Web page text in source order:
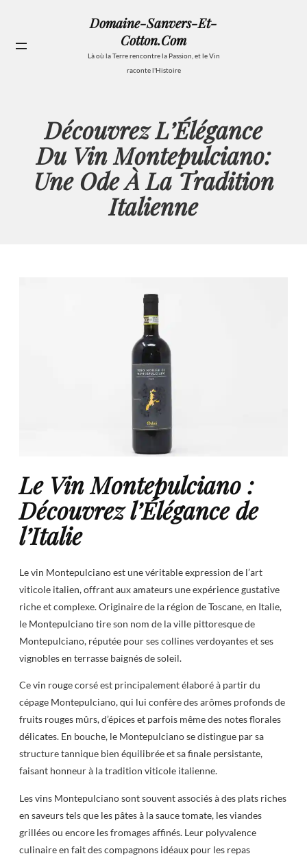
contenu
Domaine-Sanvers-Et-
Cotton.com
Là où la Terre rencontre la Passion, et le Vin
raconte l'Histoire
Découvrez L’Élégance
Du Vin Montepulciano:
Une Ode À La Tradition
Italienne
Le Vin Montepulciano :
Découvrez l’Élégance de
l’Italie
Le vin Montepulciano est une véritable expression de l’art
viticole italien, offrant aux amateurs une expérience gustative
riche et complexe. Originaire de la région de Toscane, en Italie,
le Montepulciano tire son nom de la ville pittoresque de
Montepulciano, réputée pour ses collines verdoyantes et ses
vignobles en terrasse baignés de soleil.
Ce vin rouge corsé est principalement élaboré à partir du
cépage Montepulciano, qui lui confère des arômes profonds de
fruits rouges mûrs, d’épices et parfois même des notes florales
délicates. En bouche, le Montepulciano se distingue par sa
structure tannique bien équilibrée et sa finale persistante,
faisant honneur à la tradition viticole italienne.
Les vins Montepulciano sont souvent associés à des plats riches
en saveurs tels que les pâtes à la sauce tomate, les viandes
grillées ou encore les fromages affinés. Leur polyvalence
culinaire en fait des compagnons idéaux pour les repas